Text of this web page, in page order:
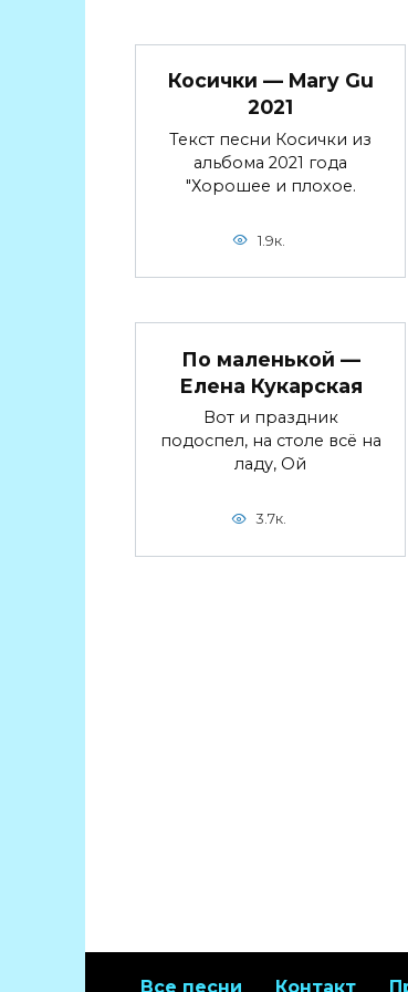
Косички — Mary Gu
2021
Текст песни Косички из
альбома 2021 года
"Хорошее и плохое.
1.9к.
По маленькой —
Елена Кукарская
Вот и праздник
подоспел, на столе всё на
ладу, Ой
3.7к.
Все песни Контакт